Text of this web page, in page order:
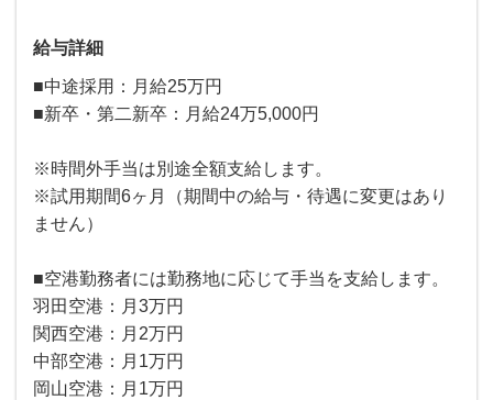
給与詳細
■中途採用：月給25万円
■新卒・第二新卒：月給24万5,000円
※時間外手当は別途全額支給します。
※試用期間6ヶ月（期間中の給与・待遇に変更はあり
ません）
■空港勤務者には勤務地に応じて手当を支給します。
羽田空港：月3万円
関西空港：月2万円
中部空港：月1万円
岡山空港：月1万円